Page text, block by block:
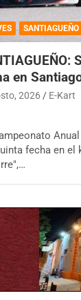
SANTIAGUEÑO
en
2026 E-Kart
fecha en el